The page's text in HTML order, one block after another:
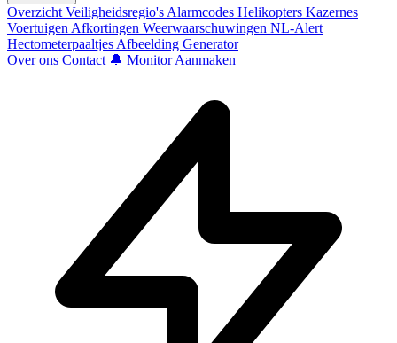
Overzicht Veiligheidsregio's Alarmcodes Helikopters Kazernes
Voertuigen Afkortingen Weerwaarschuwingen NL-Alert
Hectometerpaaltjes Afbeelding Generator
Over ons Contact 🔔 Monitor Aanmaken